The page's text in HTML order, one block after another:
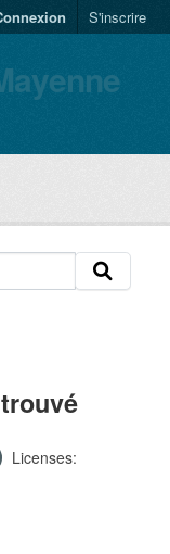
S'inscrire
Licenses: